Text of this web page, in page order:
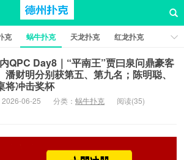
克 蜗牛扑克 天龙扑克
红龙扑克
扑克之星 比特币扑克
QPC Day8｜“平南王”贾曰泉问鼎豪客
财明分别获第五、第九名；陈明聪、
将冲击奖杯
2026-06-25 分类： 蜗牛扑克
阅读(35)